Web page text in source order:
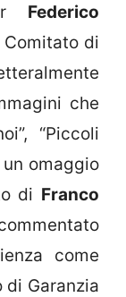
Federico
di
che
“Piccoli
un omaggio
di Franco
come
Garanzia